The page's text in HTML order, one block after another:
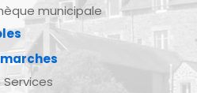
municipale
Services